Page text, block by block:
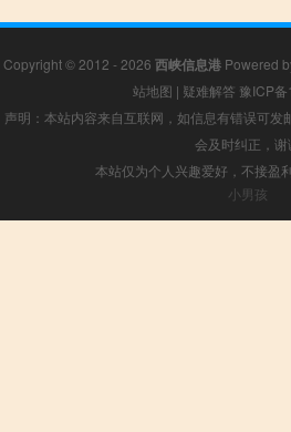
Copyright © 2012 - 2026 西峡信息港 Powered
站地图 | 疑难解答 豫ICP
声明：本站内容来自互联网，如信息有错误可
会及时纠正，谢
本站仅为个人兴趣爱好，不接盈
小男孩